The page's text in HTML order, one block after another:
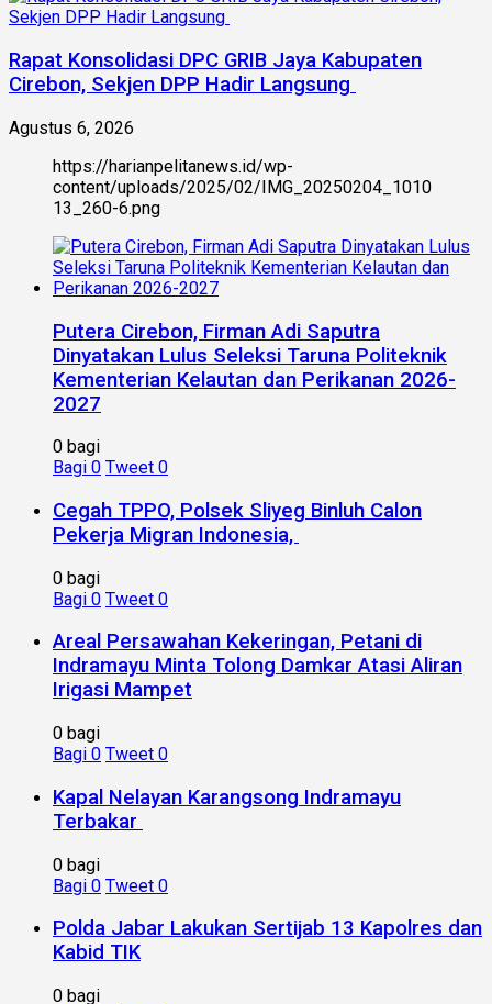
Rapat Konsolidasi DPC GRIB Jaya Kabupaten
Cirebon, Sekjen DPP Hadir Langsung
Agustus 6, 2026
https://harianpelitanews.id/wp-
content/uploads/2025/02/IMG_20250204_1010
13_260-6.png
Putera Cirebon, Firman Adi Saputra
Dinyatakan Lulus Seleksi Taruna Politeknik
Kementerian Kelautan dan Perikanan 2026-
2027
0 bagi
Bagi 0 Tweet 0
Cegah TPPO, Polsek Sliyeg Binluh Calon
Pekerja Migran Indonesia,
0 bagi
Bagi 0 Tweet 0
Areal Persawahan Kekeringan, Petani di
Indramayu Minta Tolong Damkar Atasi Aliran
Irigasi Mampet
0 bagi
Bagi 0 Tweet 0
Kapal Nelayan Karangsong Indramayu
Terbakar
0 bagi
Bagi 0 Tweet 0
Polda Jabar Lakukan Sertijab 13 Kapolres dan
Kabid TIK
0 bagi